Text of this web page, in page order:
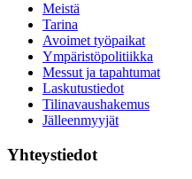
Meistä
Tarina
Avoimet työpaikat
Ympäristöpolitiikka
Messut ja tapahtumat
Laskutustiedot
Tilinavaushakemus
Jälleenmyyjät
Yhteystiedot